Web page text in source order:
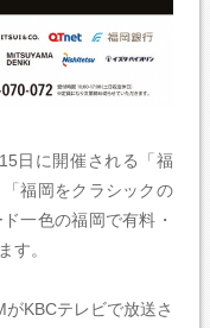
日に開催される「福
福岡をクラシックの
一色の福岡で有料・
す。
KBCテレビで放送さ